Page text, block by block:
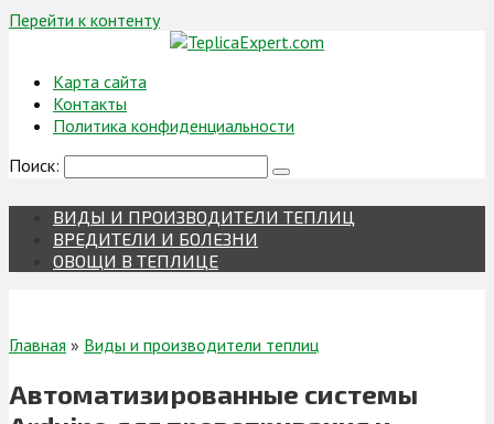
Перейти к контенту
Карта сайта
Контакты
Политика конфиденциальности
Поиск:
ВИДЫ И ПРОИЗВОДИТЕЛИ ТЕПЛИЦ
ВРЕДИТЕЛИ И БОЛЕЗНИ
ОВОЩИ В ТЕПЛИЦЕ
Главная » Виды и производители теплиц
Автоматизированные системы